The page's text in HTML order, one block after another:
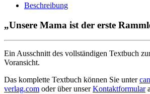
Beschreibung
„Unsere Mama ist der erste
Ein Ausschnitt des vollständigen Textbuch
Voransicht.
Das komplette Textbuch können Sie unter
verlag.com oder über unserKontaktformular